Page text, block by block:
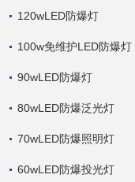
120wLED防爆灯
100w免维护LED防爆灯
90wLED防爆灯
80wLED防爆泛光灯
70wLED防爆照明灯
60wLED防爆投光灯